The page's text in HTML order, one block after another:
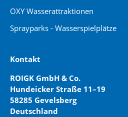
OXY Wasserattraktionen
Sprayparks - Wasserspielplätze
Kontakt
ROIGK GmbH & Co.
Hundeicker Straße 11–19
58285 Gevelsberg
Deutschland